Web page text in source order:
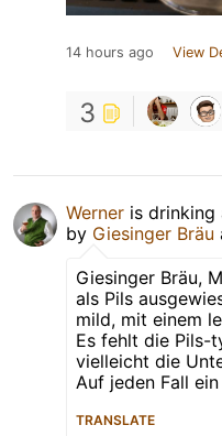
14 hours ago View
3
Werner is drinking
by Giesinger Bräu
Giesinger Bräu,
als Pils
mild, mit einem
Es fehlt die Pils-
vielleicht die
Auf jeden Fall
TRANSLATE